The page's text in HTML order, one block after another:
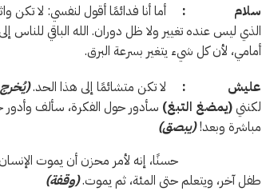
سلام : أما أنا فدائمًا أقول لنفسي: لا تكن
الذي ليس عنده تغيير ولا ظل دوران. الله الباقي
أمامي، لأن كل شيء يتغير بسرعة البرق.
عليش : لا تكن متشائمًا إلى هذا الحد.
لكنني (يمضغ التبغ) سأدور حول الفكرة، سألف وأدور
مباشرة وبعد!(يبصق)
حسنًا، إنه لأمر محزن أن يموت الإنسان. لا يعرف
طفل آخر، ويتعلم حتى المئة، ثم يموت.(وقفة)